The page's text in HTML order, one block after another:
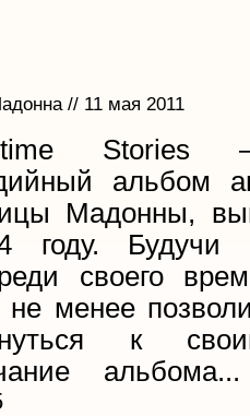
// 11 мая 2011
Stories
альбом
Мадонны,
году. Будучи
своего
не менее
к
альбома...